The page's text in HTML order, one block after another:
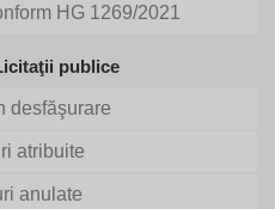
HG 1269/2021
publice
desfăşurare
atribuite
anulate